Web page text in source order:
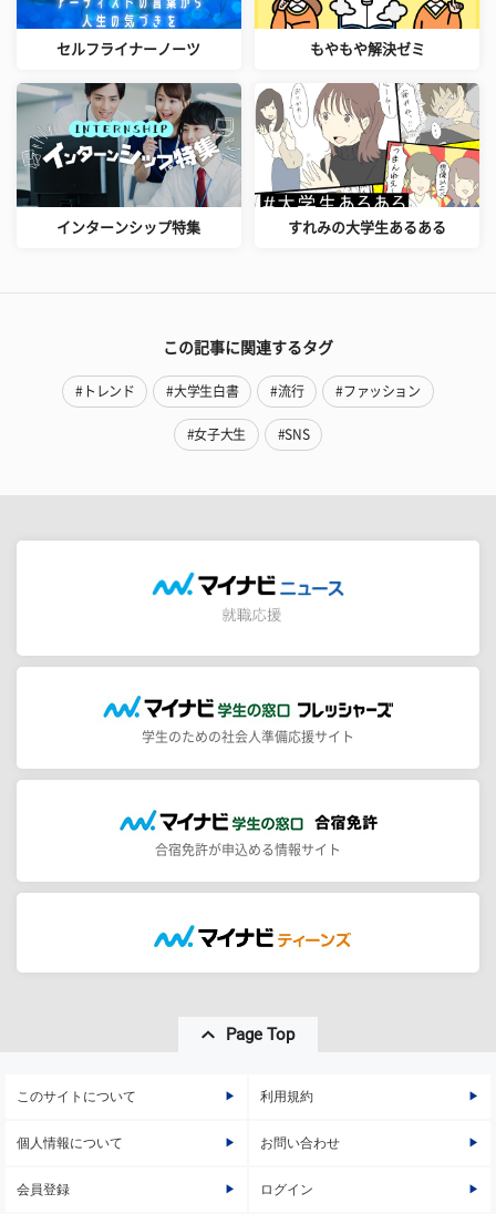
セルフライナーノーツ もやもや解決ゼミ
インターンシップ特集 すれみの大学生あるある
この記事に関連するタグ
#トレンド #大学生白書 #流行 #ファッション
#女子大生 #SNS
学生のための社会人準備応援サイト
合宿免許が申込める情報サイト
Page Top
このサイトについて 利用規約
個人情報について お問い合わせ
会員登録 ログイン